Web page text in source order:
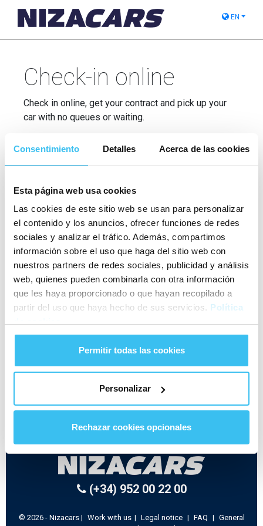
Consentimiento Detalles Acerca de las cookies
Esta página web usa cookies
Las cookies de este sitio web se usan para personalizar
el contenido y los anuncios, ofrecer funciones de redes
sociales y analizar el tráfico. Además, compartimos
información sobre el uso que haga del sitio web con
nuestros partners de redes sociales, publicidad y análisis
web, quienes pueden combinarla con otra información
que les haya proporcionado o que hayan recopilado a
partir del uso que haya hecho de sus servicios. Política
Permitir todas las cookies
Personalizar
Rechazar cookies opcionales
EN
Check-in online
Check in online, get your contract and pick up your
car with no queues or waiting.
Pick-up office *
Pick-up date *
Locator *
Search
You can check-in online 7 days before picking up the
vehicle.
To check-in online you will need:
An identity document (DNI or passport)
Your driver's license
(+34) 952 00 22 00
© 2026 - Nizacars | Work with us | Legal notice | FAQ | General